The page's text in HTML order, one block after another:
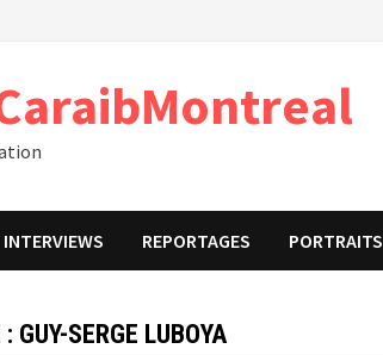
INTERVIEWS REPORTAGES PORTRAITS
: GUY-SERGE LUBOYA